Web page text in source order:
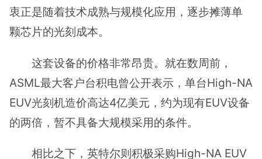
衷正是随着技术成熟与规模化应用，逐步摊薄单
颗芯片的光刻成本。
这套设备的价格非常昂贵。就在数周前，
ASML最大客户台积电曾公开表示，单台High-NA
EUV光刻机造价高达4亿美元，约为现有EUV设备
的两倍，暂不具备大规模采用的条件。
相比之下，英特尔则积极采购High-NA EUV